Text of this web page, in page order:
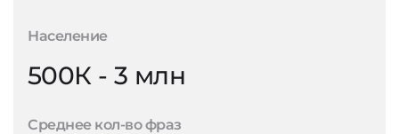
Население
500К - 3 млн
Среднее кол-во фраз